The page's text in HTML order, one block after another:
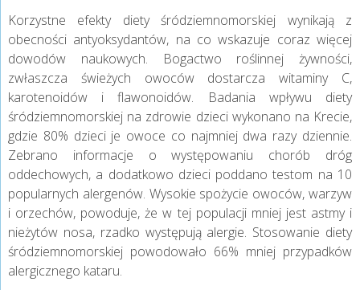
Korzystne efekty diety śródziemnomorskiej wynikają z
obecności antyoksydantów, na co wskazuje coraz więcej
dowodów naukowych. Bogactwo roślinnej żywności,
zwłaszcza świeżych owoców dostarcza witaminy C,
karotenoidów i flawonoidów. Badania wpływu diety
śródziemnomorskiej na zdrowie dzieci wykonano na Krecie,
gdzie 80% dzieci je owoce co najmniej dwa razy dziennie.
Zebrano informacje o występowaniu chorób dróg
oddechowych, a dodatkowo dzieci poddano testom na 10
popularnych alergenów. Wysokie spożycie owoców, warzyw
i orzechów, powoduje, że w tej populacji mniej jest astmy i
nieżytów nosa, rzadko występują alergie. Stosowanie diety
śródziemnomorskiej powodowało 66% mniej przypadków
alergicznego kataru.